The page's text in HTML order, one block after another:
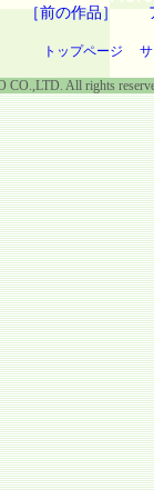
［前の作品］
トップページ
CO.,LTD. All rights